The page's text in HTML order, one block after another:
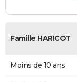
Famille HARICOT
Moins de 10 ans